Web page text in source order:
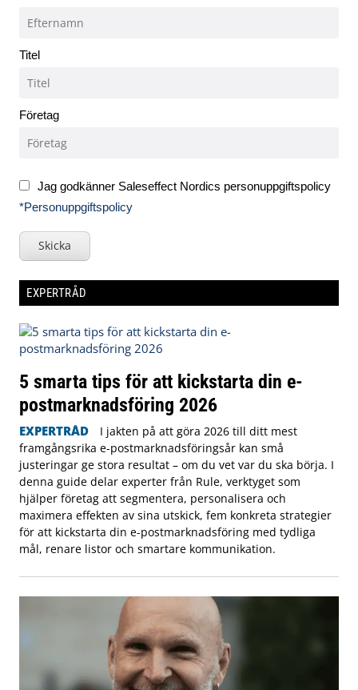
Titel
Företag
Jag godkänner Saleseffect Nordics personuppgiftspolicy
*Personuppgiftspolicy
Skicka
EXPERTRÅD
5 smarta tips för att kickstarta din e-
postmarknadsföring 2026
EXPERTRÅD
I jakten på att göra 2026 till ditt mest
framgångsrika e-postmarknadsföringsår kan små
justeringar ge stora resultat – om du vet var du ska börja. I
denna guide delar experter från Rule, verktyget som
hjälper företag att segmentera, personalisera och
maximera effekten av sina utskick, fem konkreta strategier
för att kickstarta din e-postmarknadsföring med tydliga
mål, renare listor och smartare kommunikation.